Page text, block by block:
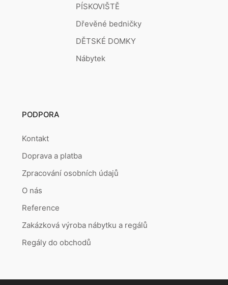
PÍSKOVIŠTĚ
Dřevěné bedničky
DĚTSKÉ DOMKY
Nábytek
PODPORA
Kontakt
Doprava a platba
Zpracování osobních údajů
O nás
Reference
Zakázková výroba nábytku a regálů
Regály do obchodů